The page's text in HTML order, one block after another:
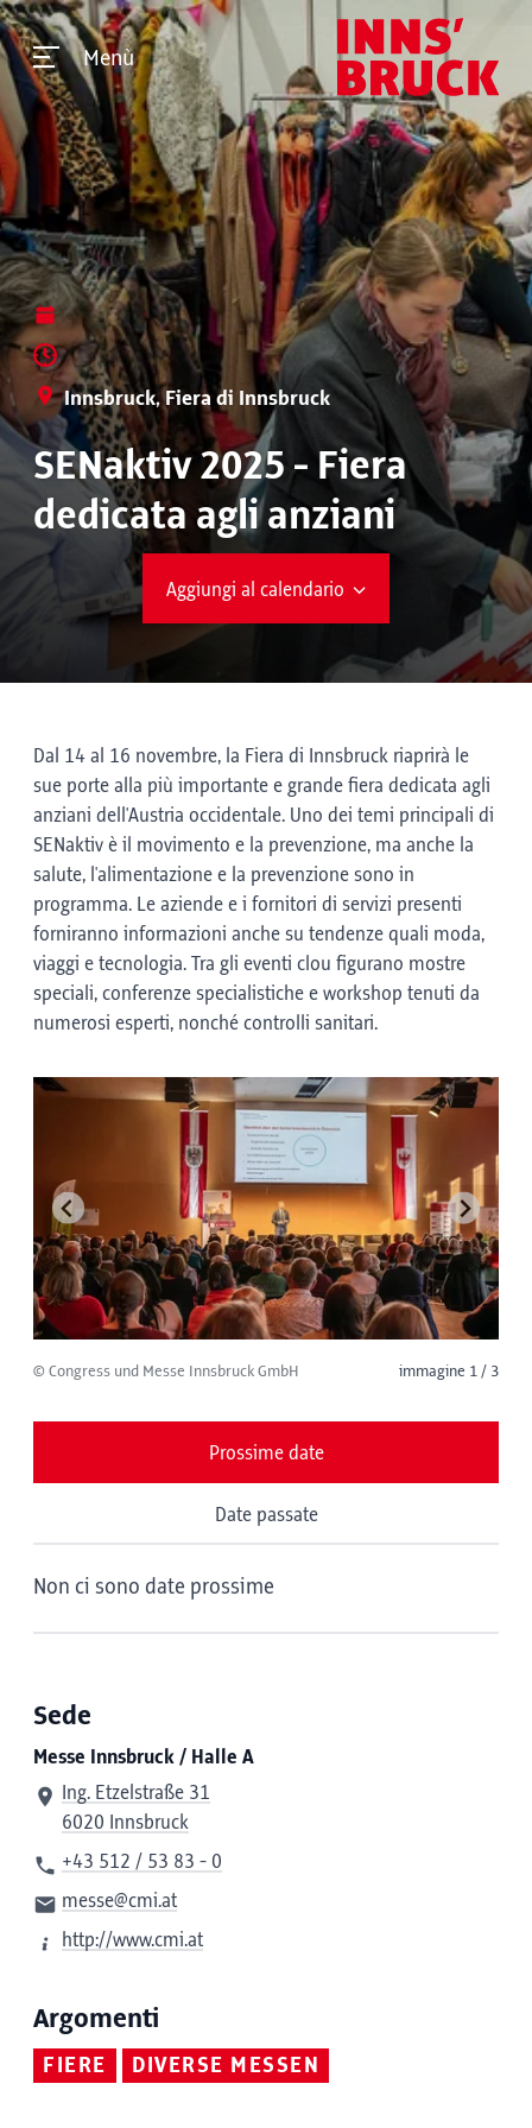
Menù
Innsbruck, Fiera di Innsbruck
SENaktiv 2025 - Fiera
dedicata agli anziani
Aggiungi al calendario
Dal 14 al 16 novembre, la Fiera di Innsbruck riaprirà le
sue porte alla più importante e grande fiera dedicata agli
anziani dell'Austria occidentale. Uno dei temi principali di
SENaktiv è il movimento e la prevenzione, ma anche la
salute, l'alimentazione e la prevenzione sono in
programma. Le aziende e i fornitori di servizi presenti
forniranno informazioni anche su tendenze quali moda,
viaggi e tecnologia. Tra gli eventi clou figurano mostre
speciali, conferenze specialistiche e workshop tenuti da
numerosi esperti, nonché controlli sanitari.
© Congress und Messe Innsbruck GmbH immagine 1 / 3
Prossime date
Date passate
Non ci sono date prossime
Sede
Messe Innsbruck / Halle A
Ing. Etzelstraße 31
6020 Innsbruck
+43 512 / 53 83 - 0
messe@cmi.at
http://www.cmi.at
Argomenti
FIERE DIVERSE MESSEN